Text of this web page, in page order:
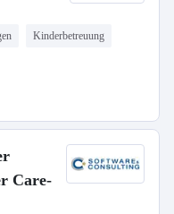
Kinderbetreuung
Care-